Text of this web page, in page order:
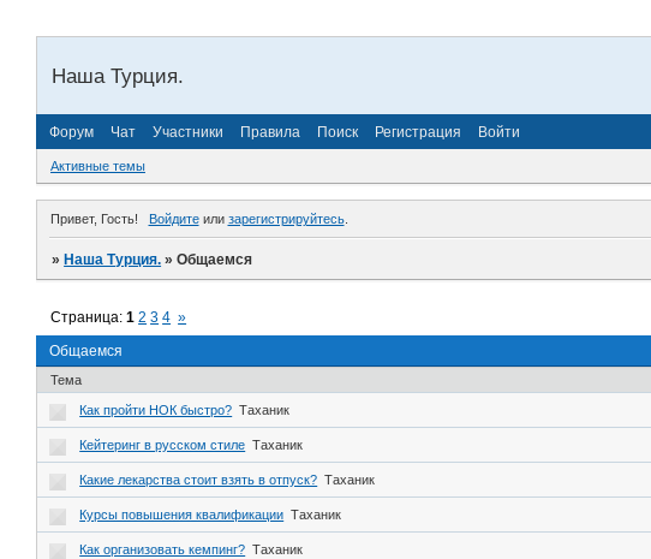
Наша Турция.
Форум Чат Участники Правила Поиск Регистрация Войти
Активные темы
Привет, Гость! Войдитеили зарегистрируйтесь.
»Наша Турция. »Общаемся
Общаемся
Страница:1 2 3 4 »
Тема
Как пройти НОК быстро? Таханик
Кейтеринг в русском стиле Таханик
Какие лекарства стоит взять в отпуск? Таханик
Курсы повышения квалификации Таханик
Как организовать кемпинг? Таханик